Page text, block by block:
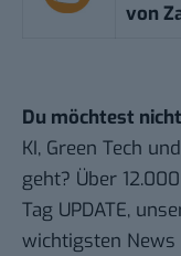
von
Du möchtest
KI, Green Tech
geht? Über
Tag UPDATE,
wichtigsten News